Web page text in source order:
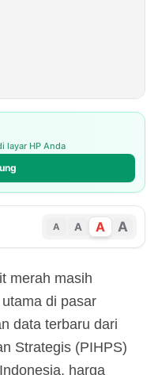
layar HP Anda
A A A A
merah masih
di pasar
data terbaru dari
Strategis (PIHPS)
harga